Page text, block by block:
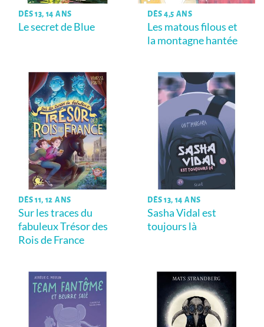
DÈS 13, 14 ANS
Le secret de Blue
DÈS 4,5 ANS
Les matous filous et
la montagne hantée
DÈS 11, 12 ANS
Sur les traces du
fabuleux Trésor des
Rois de France
DÈS 13, 14 ANS
Sasha Vidal est
toujours là